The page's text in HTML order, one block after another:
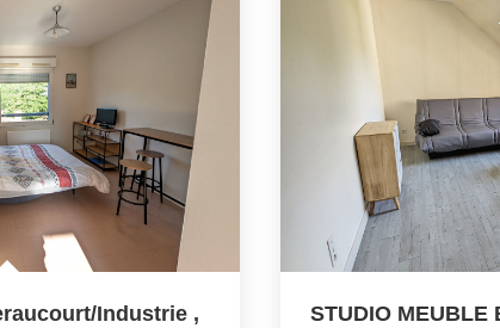
Industrie ,